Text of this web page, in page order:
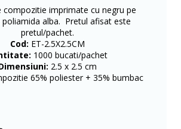
compozitie imprimate cu negru pe
poliamida alba. Pretul afisat este
pretul/pachet.
Cod: ET-2.5X2.5CM
1000 bucati/pachet
2.5 x 2.5 cm
65% poliester + 35% bumbac